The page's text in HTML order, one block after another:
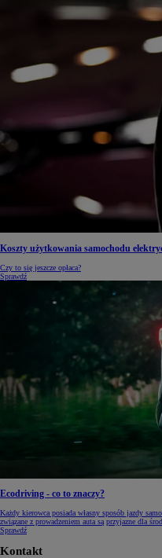
Koszty użytkowania samochodu
Czy to się jeszcze opłaca?
Sprawdź
Ecodriving - co to znaczy?
Każdy kierowca posiada własny sposób jazdy
związane z prowadzeniem auta są przyjazne dla
Sprawdź
Kontakt